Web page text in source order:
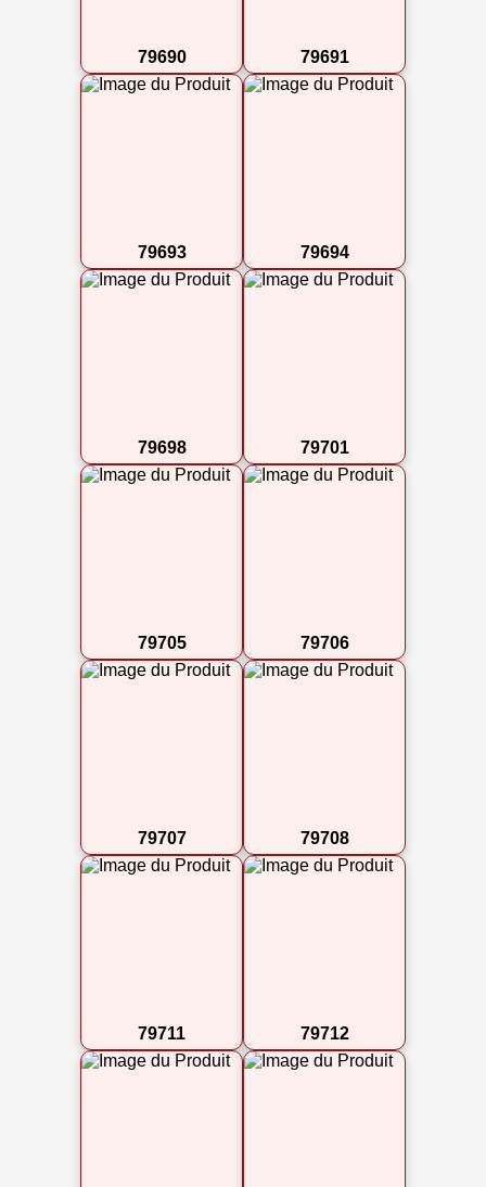
79690 79691
79693 79694
79698 79701
79705 79706
79707 79708
79711 79712